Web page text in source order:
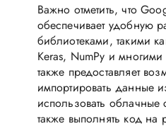
Важно отметить, что
обеспечивает удобную
библиотеками, такими
Keras, NumPy и
также предоставляет
импортировать данные
использовать
также выполнять код на